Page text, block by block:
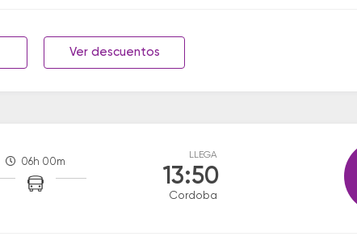
Ver descuentos
06h 00m
LLEGA
13:50
Cordoba